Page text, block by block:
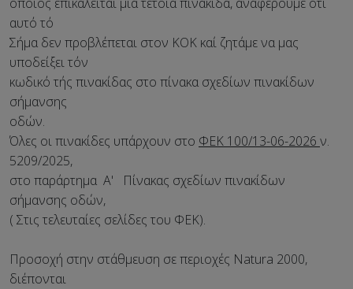
αυτό τό
Σήμα δεν προβλέπεται στον ΚΟΚ καί ζητάμε να μας
υποδείξει τόν
κωδικό τής πινακίδας στο πίνακα σχεδίων πινακίδων
σήμανσης
οδών.
Όλες οι πινακίδες υπάρχουν στο ΦΕΚ 100/13-06-2026 ν.
5209/2025,
στο παράρτημα Α' Πίνακας σχεδίων πινακίδων
σήμανσης οδών,
( Στις τελευταίες σελίδες του ΦΕΚ).
Προσοχή στην στάθμευση σε περιοχές Natura 2000,
διέπονται